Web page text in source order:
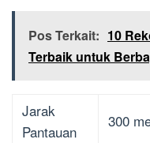
Pos Terkait: 10
Terbaik untuk
Jarak
Pantauan
300